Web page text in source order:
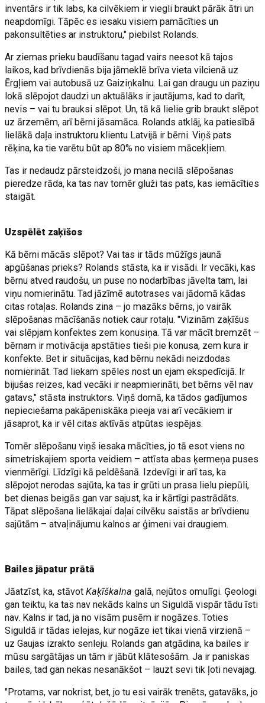
inventārs ir tik labs, ka cilvēkiem ir viegli braukt pārāk ātri un
neapdomīgi. Tāpēc es iesaku visiem pamācīties un
pakonsultēties ar instruktoru," piebilst Rolands.
Ar ziemas prieku baudīšanu tagad vairs neesot kā tajos
laikos, kad brīvdienās bija jāmeklē brīva vieta vilcienā uz
Ērgļiem vai autobusā uz Gaiziņkalnu. Lai gan draugu un paziņu
lokā slēpojot daudzi un aktuālāks ir jautājums, kad to darīt,
nevis – vai tu brauksi slēpot. Un, tā kā lielie grib braukt slēpot
uz ārzemēm, arī bērni jāsamāca. Rolands atklāj, ka patiesībā
lielākā daļa instruktoru klientu Latvijā ir bērni. Viņš pats
rēķina, ka tie varētu būt ap 80% no visiem mācekļiem.
Tas ir nedaudz pārsteidzoši, jo mana necilā slēpošanas
pieredze rāda, ka tas nav tomēr gluži tas pats, kas iemācīties
staigāt.
Uzspēlēt zaķīšos
Kā bērni mācās slēpot? Vai tas ir tāds mūžīgs jaunā
apgūšanas prieks? Rolands stāsta, ka ir visādi. Ir vecāki, kas
bērnu atved raudošu, un puse no nodarbības jāvelta tam, lai
viņu nomierinātu. Tad jāzīmē autotrases vai jādomā kādas
citas rotaļas. Rolands zina – jo mazāks bērns, jo vairāk
slēpošanas mācīšanās notiek caur rotaļu. "Vizinām zaķīšus
vai slēpjam konfektes zem konusiņa. Tā var mācīt bremzēt –
bērnam ir motivācija apstāties tieši pie konusa, zem kura ir
konfekte. Bet ir situācijas, kad bērnu nekādi neizdodas
nomierināt. Tad liekam spēles nost un ejam ekspedīcijā. Ir
bijušas reizes, kad vecāki ir neapmierināti, bet bērns vēl nav
gatavs," stāsta instruktors. Viņš domā, ka tādos gadījumos
nepieciešama pakāpeniskāka pieeja vai arī vecākiem ir
jāsaprot, ka ir vēl citas aktīvās atpūtas iespējas.
Tomēr slēpošanu viņš iesaka mācīties, jo tā esot viens no
simetriskajiem sporta veidiem – attīsta abas ķermeņa puses
vienmērīgi. Līdzīgi kā peldēšanā. Izdevīgi ir arī tas, ka
slēpojot nerodas sajūta, ka tas ir grūti un prasa lielu piepūli,
bet dienas beigās gan var sajust, ka ir kārtīgi pastrādāts.
Tāpat slēpošana lielākajai daļai cilvēku saistās ar brīvdienu
sajūtām – atvaļinājumu kalnos ar ģimeni vai draugiem.
Bailes jāpatur prātā
Jāatzīst, ka, stāvotKaķīškalna galā, nejūtos omulīgi. Ģeologi
gan teiktu, ka tas nav nekāds kalns un Siguldā vispār tādu īsti
nav. Kalns ir tad, ja no visām pusēm ir nogāzes. Toties
Siguldā ir tādas ielejas, kur nogāze iet tikai vienā virzienā –
uz Gaujas izrakto senleju. Rolands gan atgādina, ka bailes ir
mūsu sargātājas un tām ir jābūt klātesošām. Ja ir paniskas
bailes, tad gan nekas nesanākšot – lauzt sevi tik ļoti nevajag.
"Protams, var nokrist, bet, jo tu esi vairāk trenēts, gatavāks, jo